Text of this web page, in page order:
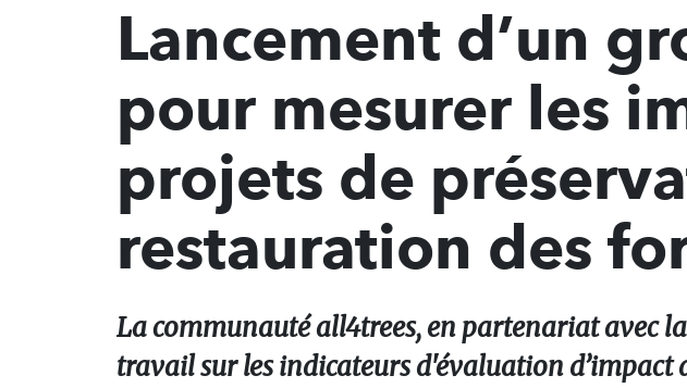
Lancement d’un
pour mesurer les
projets de
restauration des
La communauté all4trees, en partenariat avec
travail sur les indicateurs d'évaluation d’impact